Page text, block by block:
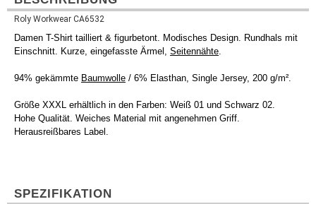
Roly Workwear CA6532
Damen T-Shirt tailliert & figurbetont. Modisches Design. Rundhals mit
Einschnitt. Kurze, eingefasste Ärmel, Seitennähte.
94% gekämmte Baumwolle / 6% Elasthan, Single Jersey, 200 g/m².
Größe XXXL erhältlich in den Farben: Weiß 01 und Schwarz 02.
Hohe Qualität. Weiches Material mit angenehmen Griff.
Herausreißbares Label.
SPEZIFIKATION